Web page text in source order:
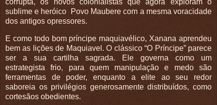
corrupta, os novos colonialistas que agora exploram o
sublime e heróico Povo Maubere com a mesma voracidade
dos antigos opressores.
E como todo bom príncipe maquiavélico, Xanana aprendeu
bem as lições de Maquiavel. O clássico “O Príncipe” parece
ser a sua cartilha sagrada. Ele governa como um
estrategista frio, para quem manipulação e medo são
ferramentas de poder, enquanto a elite ao seu redor
saboreia os privilégios generosamente distribuídos, como
cortesãos obedientes.